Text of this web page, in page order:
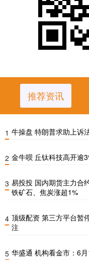
推荐资讯
1 牛操盘 特朗普求助上诉
2 金牛呗 丘钛科技高开逾
3 易投投 国内期货主力合
铁矿石、焦炭涨超1%
4 顶级配资 第三方平台暂
注
5 华盛通 机构看金市：6